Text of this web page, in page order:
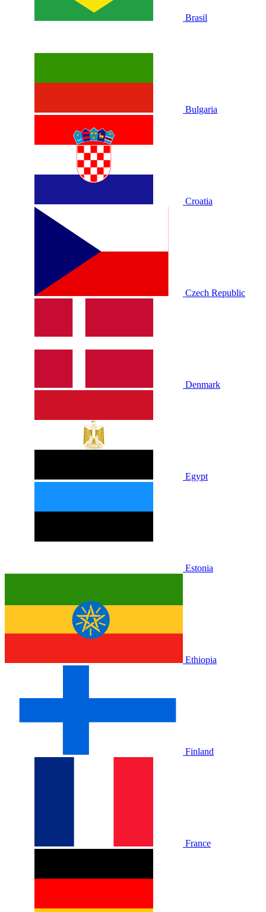
Brasil
Bulgaria
Croatia
Czech Republic
Denmark
Egypt
Estonia
Ethiopia
Finland
France